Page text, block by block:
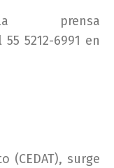
prensa
5212-6991 en
(CEDAT), surge